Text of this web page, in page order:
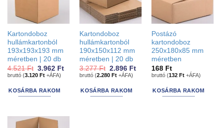
Kartondoboz
hullámkartonból
193x193x193 mm
méretben | 20 db
4.521Ft Original
price
4.521 Ft.
3.962 FtCurrent
3.962 Ft.
bruttó (3.120 Ft+ÁFA)
KOSÁRBA RAKOM
Kartondoboz
hullámkartonból
190x150x112 mm
méretben | 20 db
3.277Ft Original
price
3.277 Ft.
2.896 FtCurrent
2.896 Ft.
bruttó (2.280 Ft+ÁFA)
KOSÁRBA RAKOM
Postázó
kartondoboz
250x180x85 mm
méretben
168 Ft
bruttó (132 Ft+ÁFA)
KOSÁRBA RAKOM